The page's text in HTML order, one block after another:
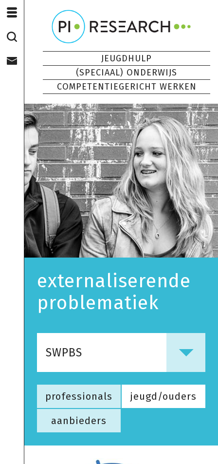
JEUGDHULP
(SPECIAAL) ONDERWIJS
COMPETENTIEGERICHT WERKEN
externaliserende
problematiek
SWPBS
professionals jeugd/ouders
aanbieders